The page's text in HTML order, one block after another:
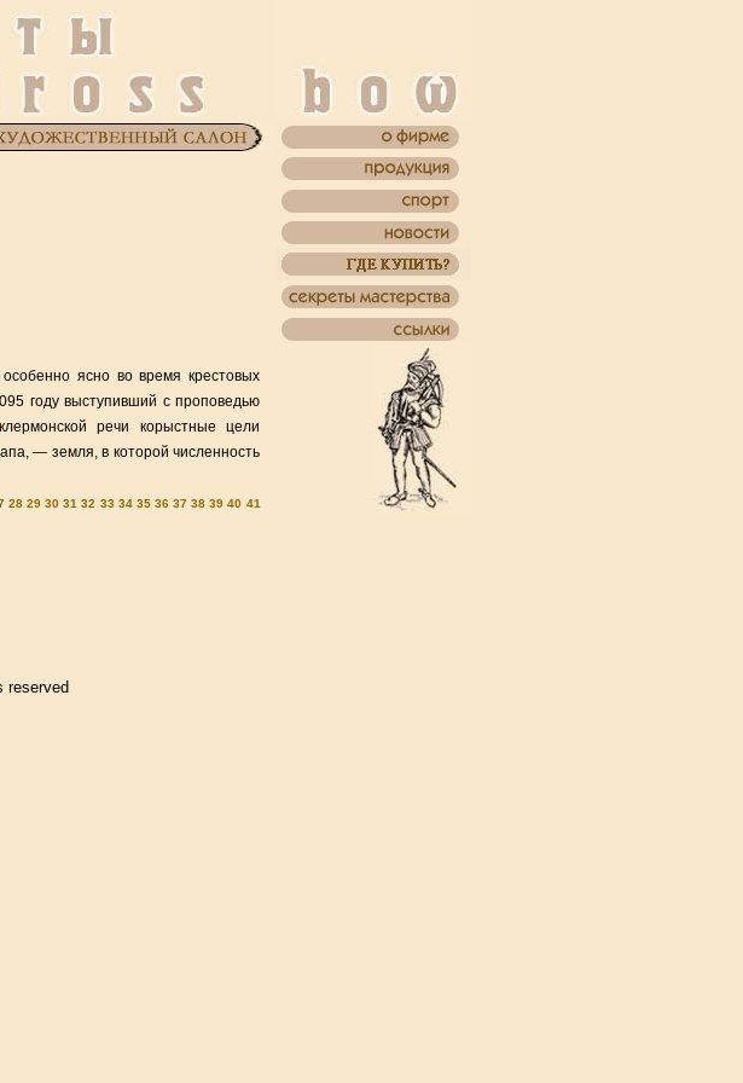
ясно во время крестовых
году выступивший с проповедью
речи корыстные цели
— земля, в которой численность
28 29 30 31 32 33 34 35 36 37 38 39 40 41
reserved